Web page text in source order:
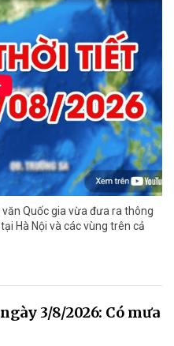
Quốc gia vừa đưa ra thông
Hà Nội và các vùng trên cả
3/8/2026: Có mưa